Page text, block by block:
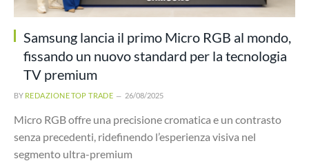
Samsung lancia il primo Micro RGB al mondo,
fissando un nuovo standard per la tecnologia
TV premium
BY REDAZIONE TOP TRADE 26/08/2025
Micro RGB offre una precisione cromatica e un contrasto
senza precedenti, ridefinendo l’esperienza visiva nel
segmento ultra-premium